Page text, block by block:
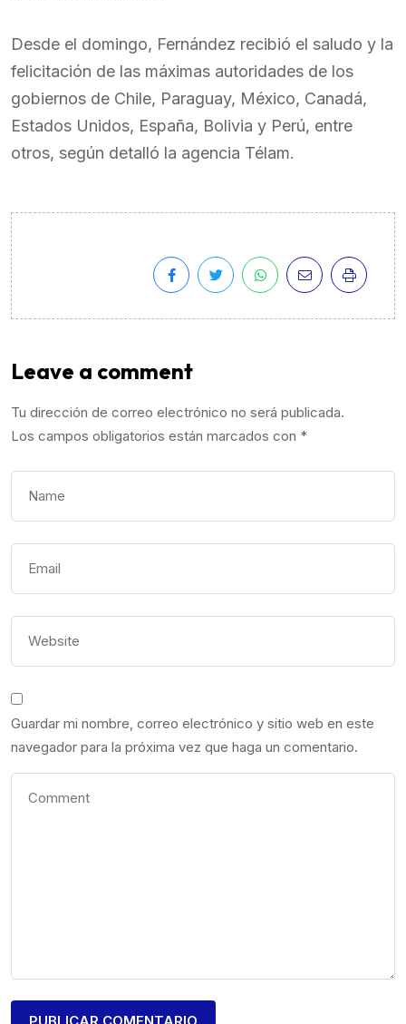
Desde el domingo, Fernández recibió el saludo y la
felicitación de las máximas autoridades de los
gobiernos de Chile, Paraguay, México, Canadá,
Estados Unidos, España, Bolivia y Perú, entre
otros, según detalló la agencia Télam.
Leave a comment
Tu dirección de correo electrónico no será publicada.
Los campos obligatorios están marcados con *
Guardar mi nombre, correo electrónico y sitio web en este
navegador para la próxima vez que haga un comentario.